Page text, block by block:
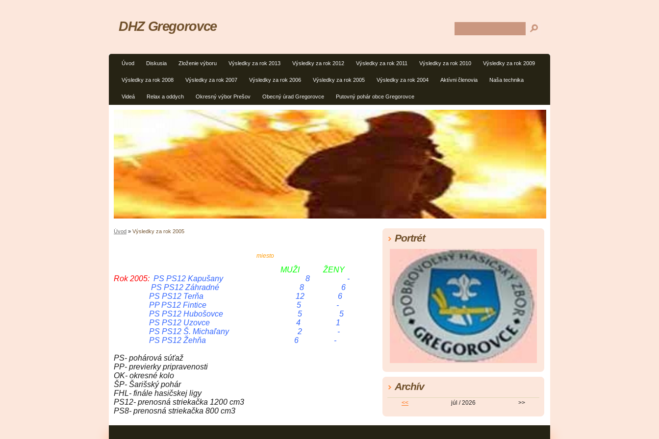
Úvod Diskusia Zloženie výboru Výsledky za rok 2013 Výsledky za rok 2012 Výsledky za rok 2011 Výsledky za rok 2010 Výsledky za rok 2009
Výsledky za rok 2008 Výsledky za rok 2007 Výsledky za rok 2006 Výsledky za rok 2005 Výsledky za rok 2004 Aktívni členovia Naša technika
Videá Relax a oddych Okresný výbor Prešov Obecný úrad Gregorovce Putovný pohár obce Gregorovce
DHZ Gregorovce
Úvod » Výsledky za rok 2005
miesto
MUŽI ŽENY
Rok 2005: PS PS12 Kapušany 8 -
PS PS12 Záhradné 8 6
PS PS12 Terňa 12 6
PP PS12 Fintice 5 -
PS PS12 Hubošovce 5 5
PS PS12 Uzovce 4 1
PS PS12 Š. Michaľany 2 -
PS PS12 Žehňa 6 -
PS- pohárová súťaž
PP- previerky pripravenosti
OK- okresné kolo
ŠP- Šarišský pohár
FHL- finále hasičskej ligy
PS12- prenosná striekačka 1200 cm3
PS8- prenosná striekačka 800 cm3
Portrét
Archív
<< júl / 2026 >>